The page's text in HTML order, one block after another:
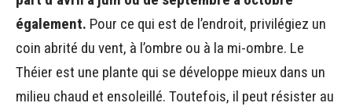
également. Pour ce qui est de l’endroit, privilégiez un
coin abrité du vent, à l’ombre ou à la mi-ombre. Le
Théier est une plante qui se développe mieux dans un
milieu chaud et ensoleillé. Toutefois, il peut résister au